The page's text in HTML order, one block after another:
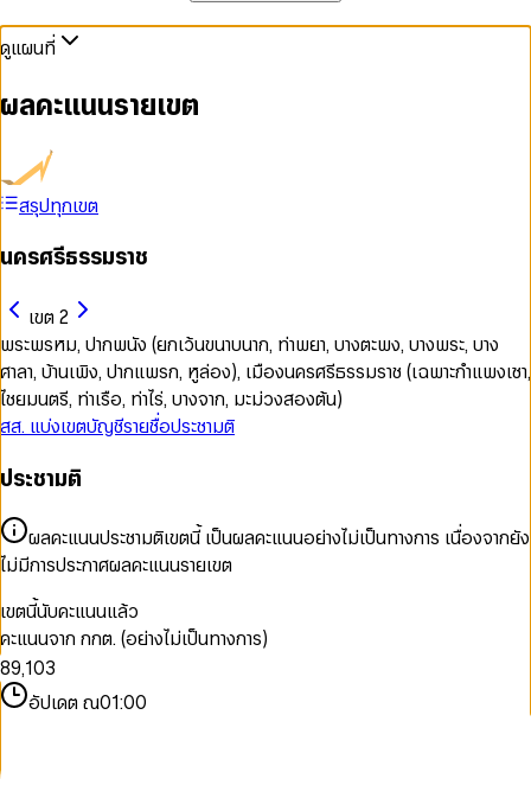
ดูแผนที่
ผลคะแนนรายเขต
สรุปทุกเขต
นครศรีธรรมราช
เขต 2
พระพรหม, ปากพนัง (ยกเว้นขนาบนาก, ท่าพยา, บางตะพง, บางพระ, บาง
ศาลา, บ้านเพิง, ปากแพรก, หูล่อง), เมืองนครศรีธรรมราช (เฉพาะกำแพงเซา,
ไชยมนตรี, ท่าเรือ, ท่าไร่, บางจาก, มะม่วงสองต้น)
สส. แบ่งเขตบัญชีรายชื่อประชามติ
ประชามติ
ผลคะแนนประชามติเขตนี้ เป็นผลคะแนนอย่างไม่เป็นทางการ เนื่องจากยัง
ไม่มีการประกาศผลคะแนนรายเขต
เขตนี้นับคะแนนแล้ว
คะแนนจาก กกต. (อย่างไม่เป็นทางการ)
0
1
2
3
4
5
6
7
8
9
0
1
2
3
4
5
6
7
8
9,
0
1
2
3
0
1
2
0
1
2
3
4
5
อัปเดต ณ01:00